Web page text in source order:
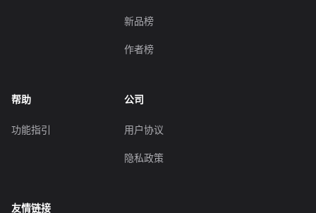
新品榜
作者榜
帮助
功能指引
公司
用户协议
隐私政策
友情链接